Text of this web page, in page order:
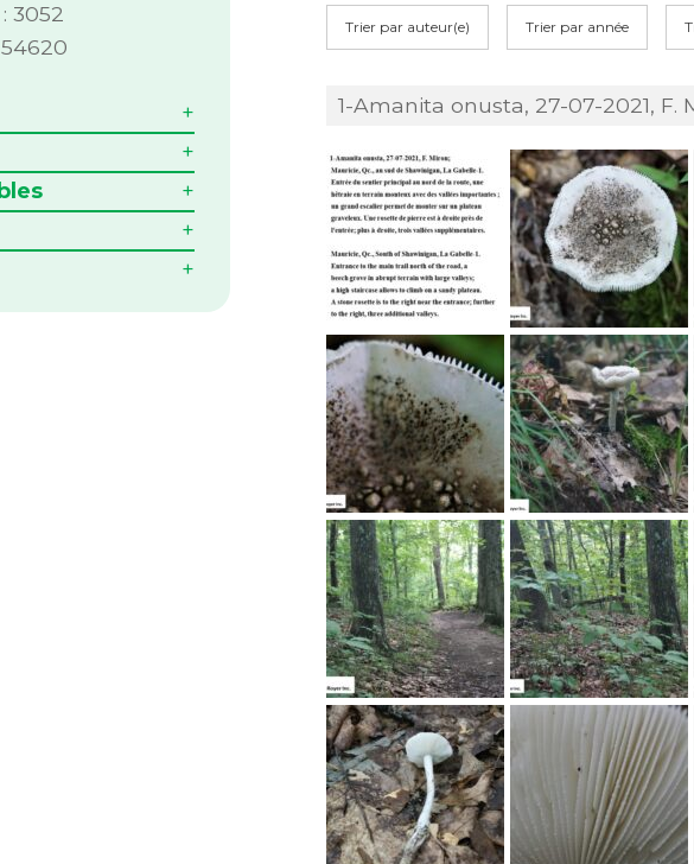
3052
Trier par auteur(e) Trier par année
1-Amanita onusta, 27-07-2021, F.